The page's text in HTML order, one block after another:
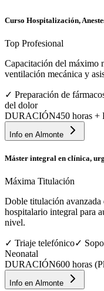
Curso Hospitalización,
Top Profesional
Capacitación del máximo
ventilación mecánica y
✓ Preparación de
del dolor
DURACIÓN450 horas +
Info en Almonte
Máster integral en clínica,
Máxima Titulación
Doble titulación
hospitalario integral para
nivel.
✓ Triaje telefónico✓
Neonatal
DURACIÓN600 horas
Info en Almonte